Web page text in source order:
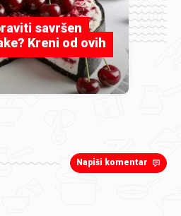
savršen
Kreni od ovih
Napiši komentar